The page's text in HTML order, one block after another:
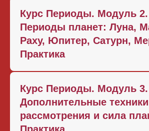
Курс Периоды. Модуль 2.
Периоды планет: Луна,
Раху, Юпитер, Сатурн,
Практика
Курс Периоды. Модуль 3.
Дополнительные техники
рассмотрения и сила